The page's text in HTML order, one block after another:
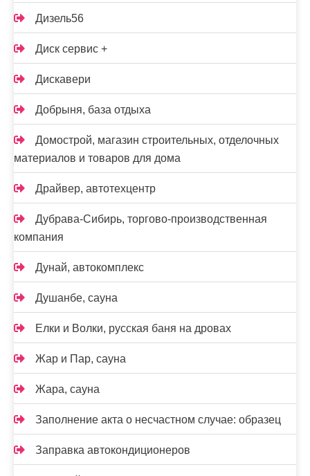
Дизель56
Диск сервис +
Дискавери
Добрыня, база отдыха
Домострой, магазин строительных, отделочных
материалов и товаров для дома
Драйвер, автотехцентр
Дубрава-Сибирь, торгово-производственная
компания
Дунай, автокомплекс
Душанбе, сауна
Елки и Волки, русская баня на дровах
Жар и Пар, сауна
Жара, сауна
Заполнение акта о несчастном случае: образец
Заправка автокондиционеров